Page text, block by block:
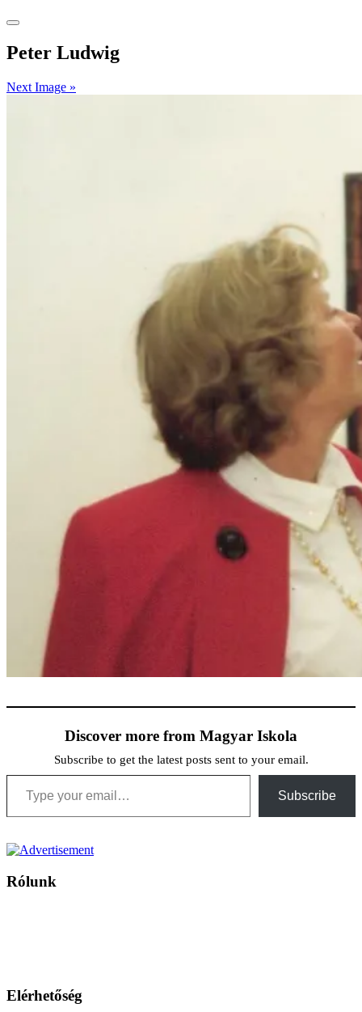
Peter Ludwig
Next Image »
Discover more from Magyar Iskola
Subscribe to get the latest posts sent to your email.
Type your email…
Subscribe
Rólunk
Elérhetőség